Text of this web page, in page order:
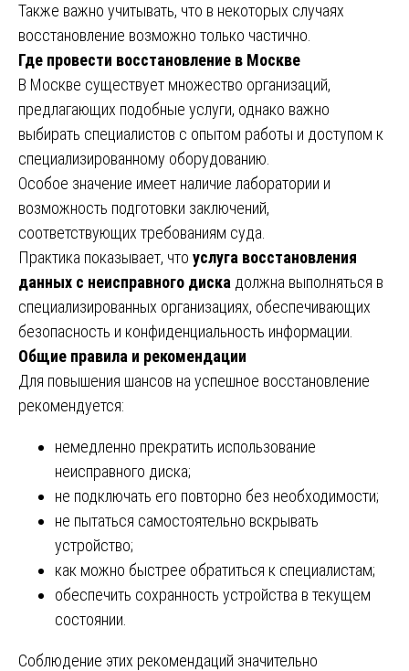
Также важно учитывать, что в некоторых случаях
восстановление возможно только частично.
Где провести восстановление в Москве
В Москве существует множество организаций,
предлагающих подобные услуги, однако важно
выбирать специалистов с опытом работы и доступом к
специализированному оборудованию.
Особое значение имеет наличие лаборатории и
возможность подготовки заключений,
соответствующих требованиям суда.
Практика показывает, что услуга восстановления
данных с неисправного диска должна выполняться в
специализированных организациях, обеспечивающих
безопасность и конфиденциальность информации.
Общие правила и рекомендации
Для повышения шансов на успешное восстановление
рекомендуется:
немедленно прекратить использование
неисправного диска;
не подключать его повторно без необходимости;
не пытаться самостоятельно вскрывать
устройство;
как можно быстрее обратиться к специалистам;
обеспечить сохранность устройства в текущем
состоянии.
Соблюдение этих рекомендаций значительно